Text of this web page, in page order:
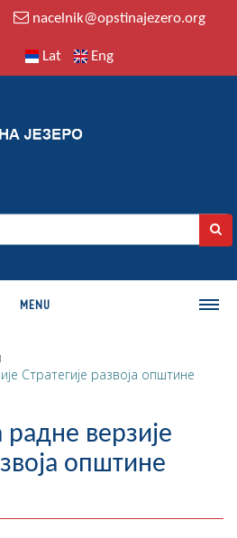
nacelnik@opstinajezero.org
Lat Eng
MENU
Стратегије развоја општине
радне верзије
општине